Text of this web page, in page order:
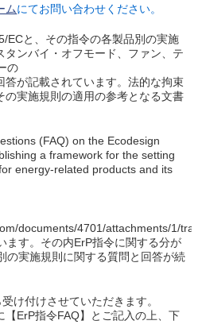
ムにてお問い合わせください。
ECと、その指令の各製品別の実施
タンバイ・オフモード、ファン、テ
の
答が記載されています。法的な拘束
の実施規則の適用の参考となる文書
(FAQ) on the Ecodesign
a framework for the setting
energy-related products and its
documents/4701/attachments/1/
ます。その内ErP指令に関する分が
の実施規則に関する質問と回答が続
け付けさせていただきます。
【ErP指令FAQ】とご記入の上、下